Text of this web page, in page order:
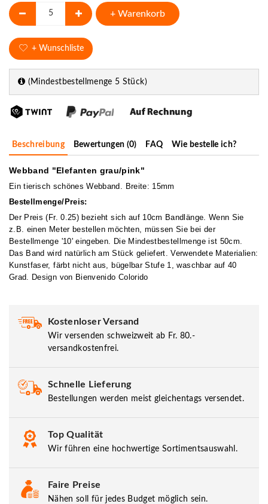
+ Warenkorb
+ Wunschliste
(Mindestbestellmenge 5 Stück)
Beschreibung Bewertungen (0) FAQ Wie bestelle ich?
Webband "Elefanten grau/pink"
Ein tierisch schönes Webband. Breite: 15mm
Bestellmenge/Preis:
Der Preis (Fr. 0.25) bezieht sich auf 10cm Bandlänge. Wenn Sie
z.B. einen Meter bestellen möchten, müssen Sie bei der
Bestellmenge '10' eingeben. Die Mindestbestellmenge ist 50cm.
Das Band wird natürlich am Stück geliefert. Verwendete Materialien:
Kunstfaser, färbt nicht aus, bügelbar Stufe 1, waschbar auf 40
Grad. Design von Bienvenido Colorido
Kostenloser Versand
Wir versenden schweizweit ab Fr. 80.-
versandkostenfrei.
Schnelle Lieferung
Bestellungen werden meist gleichentags versendet.
Top Qualität
Wir führen eine hochwertige Sortimentsauswahl.
Faire Preise
Nähen soll für jedes Budget möglich sein.